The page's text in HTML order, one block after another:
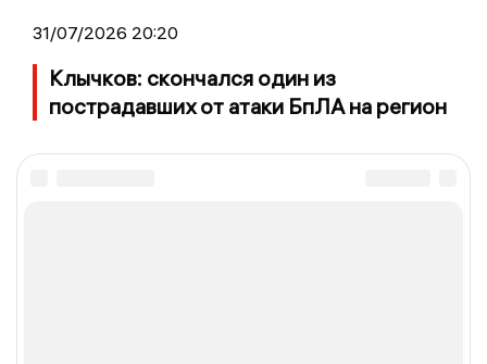
31/07/2026 20:20
Клычков: скончался один из
пострадавших от атаки БпЛА на регион